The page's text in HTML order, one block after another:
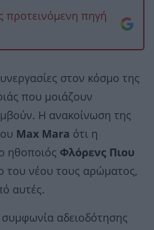
προτεινόμενη πηγή
στον κόσμο της
που μοιάζουν
Η ανακοίνωση της
Max Mara ότι η
ηθοποιός Φλόρενς Πιου
του νέου τους αρώματος,
αυτές.
αδειοδότησης